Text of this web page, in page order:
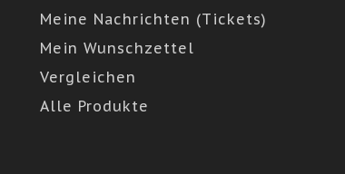
Meine Nachrichten (Tickets)
Mein Wunschzettel
Vergleichen
Alle Produkte